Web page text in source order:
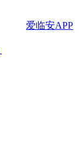
爱临安APP